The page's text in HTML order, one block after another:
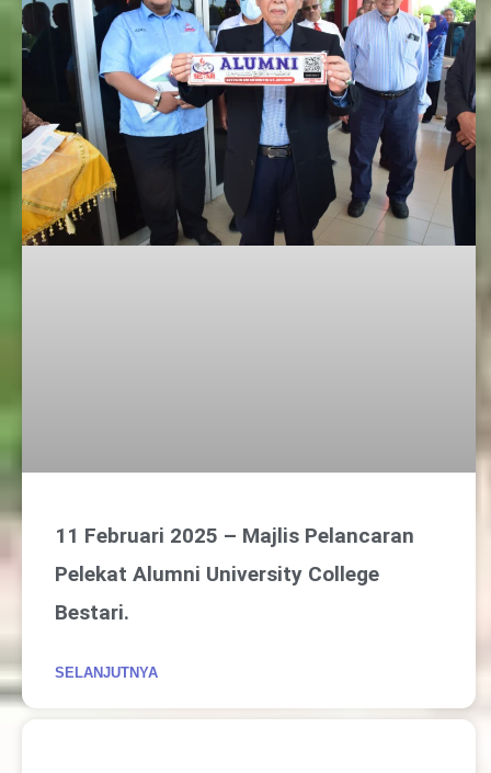
11 Februari 2025 – Majlis Pelancaran
Pelekat Alumni University College
Bestari.
SELANJUTNYA